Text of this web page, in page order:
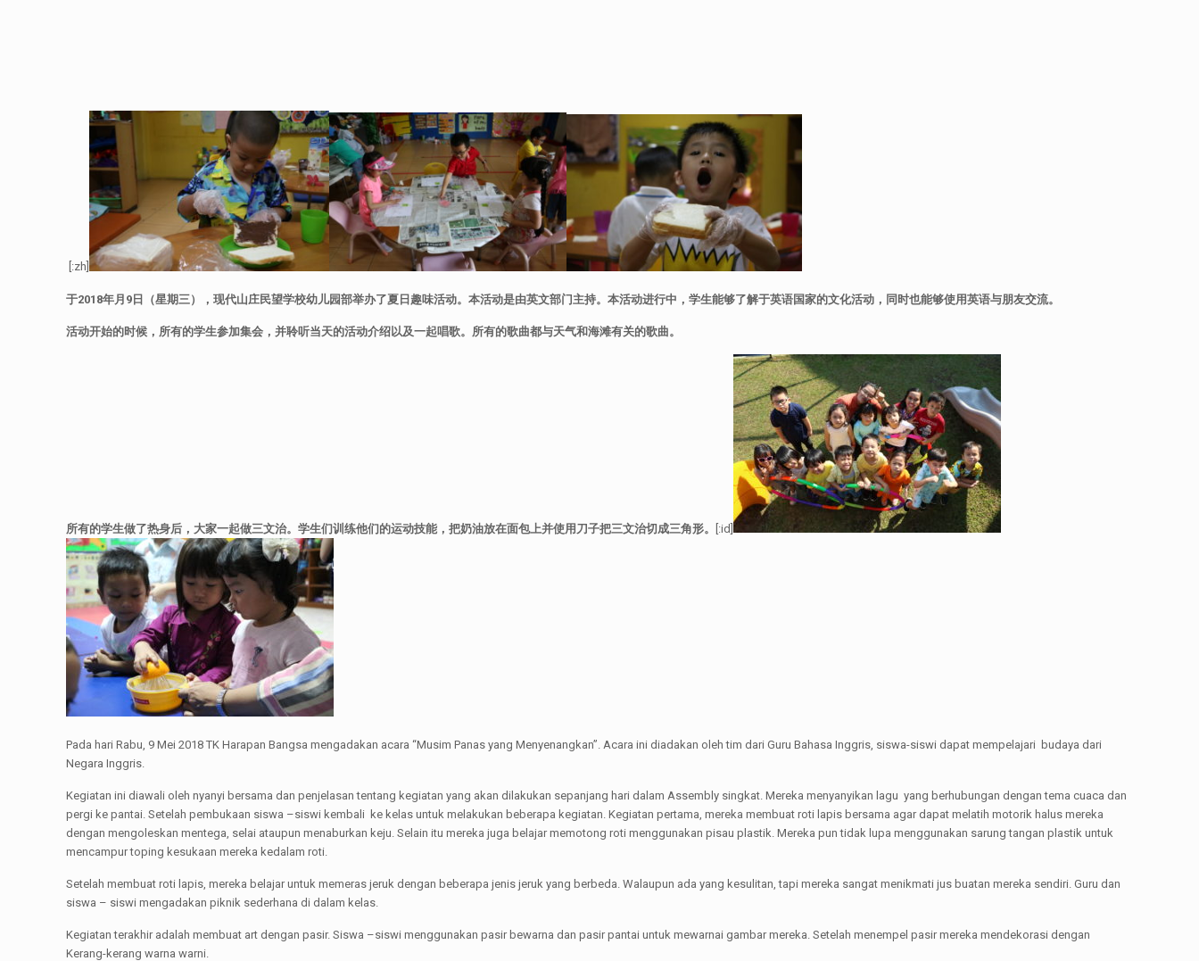
[:zh]
于2018年月 9日（星期三），现代山庄民望学校幼儿园部举办了夏日趣味活动。本活动是由英文部门主持。本活动进行中，学生能够了解于英语国家的文化活动，同时也能够使用英语与朋友交流。
活动开始的时候，所有的学生参加集会，并聆听当天的活动介绍以及一起唱歌。所有的歌曲都与天气和海滩有关的歌曲。
所有的学生做了热身后，大家一起做三文治。学生们训练他们的运动技能，把奶油放在面包上并使用刀子把三文治切成三角形。 [:id]
Pada hari Rabu, 9 Mei 2018 TK Harapan Bangsa mengadakan acara “Musim Panas yang Menyenangkan”. Acara ini diadakan oleh tim dari Guru Bahasa Inggris, siswa-siswi dapat mempelajari budaya dari
Negara Inggris.
Kegiatan ini diawali oleh nyanyi bersama dan penjelasan tentang kegiatan yang akan dilakukan sepanjang hari dalam Assembly singkat. Mereka menyanyikan lagu yang berhubungan dengan tema cuaca dan
pergi ke pantai. Setelah pembukaan siswa –siswi kembali ke kelas untuk melakukan beberapa kegiatan. Kegiatan pertama, mereka membuat roti lapis bersama agar dapat melatih motorik halus mereka
dengan mengoleskan mentega, selai ataupun menaburkan keju. Selain itu mereka juga belajar memotong roti menggunakan pisau plastik. Mereka pun tidak lupa menggunakan sarung tangan plastik untuk
mencampur toping kesukaan mereka kedalam roti.
Setelah membuat roti lapis, mereka belajar untuk memeras jeruk dengan beberapa jenis jeruk yang berbeda. Walaupun ada yang kesulitan, tapi mereka sangat menikmati jus buatan mereka sendiri. Guru dan
siswa – siswi mengadakan piknik sederhana di dalam kelas.
Kegiatan terakhir adalah membuat art dengan pasir. Siswa –siswi menggunakan pasir bewarna dan pasir pantai untuk mewarnai gambar mereka. Setelah menempel pasir mereka mendekorasi dengan
Kerang-kerang warna warni.